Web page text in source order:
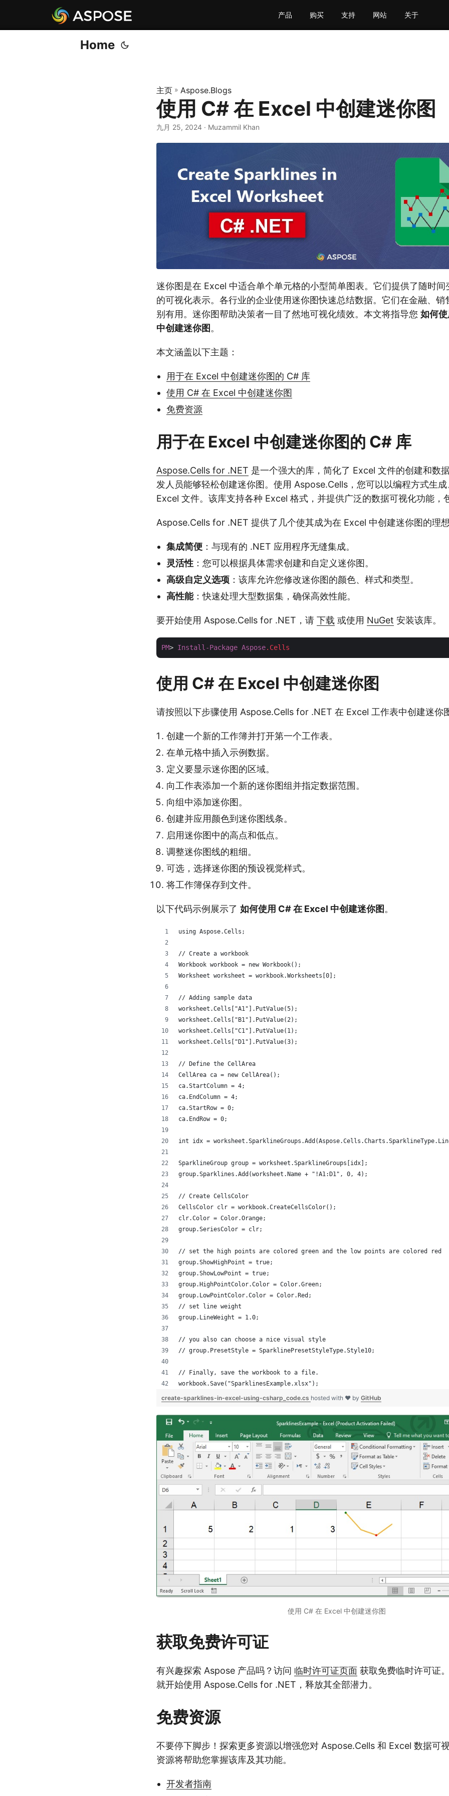
产品 购买 支持 网站 关于
Home
主页 » Aspose.Blogs
使用 C# 在 Excel 中创建迷你图
九月 25, 2024 · Muzammil Khan
迷你图是在 Excel 中适合单个单元格的小型简单图表。它们提供了随时间
的可视化表示。各行业的企业使用迷你图快速总结数据。它们在金融、销
别有用。迷你图帮助决策者一目了然地可视化绩效。本文将指导您 如何
中创建迷你图 。
本文涵盖以下主题：
用于在 Excel 中创建迷你图的 C# 库
使用 C# 在 Excel 中创建迷你图
免费资源
用于在 Excel 中创建迷你图的 C# 库
Aspose.Cells for .NET 是一个强大的库，简化了 Excel 文件的创建和数
发人员能够轻松创建迷你图。使用 Aspose.Cells，您可以以编程方式生
Excel 文件。该库支持各种 Excel 格式，并提供广泛的数据可视化功能，
Aspose.Cells for .NET 提供了几个使其成为在 Excel 中创建迷你图的理
集成简便 ：与现有的 .NET 应用程序无缝集成。
灵活性 ：您可以根据具体需求创建和自定义迷你图。
高级自定义选项 ：该库允许您修改迷你图的颜色、样式和类型。
高性能：快速处理大型数据集，确保高效性能。
要开始使用 Aspose.Cells for .NET，请 下载 或使用 NuGet 安装该库。
PM> Install-Package Aspose.Cells
使用 C# 在 Excel 中创建迷你图
请按照以下步骤使用 Aspose.Cells for .NET 在 Excel 工作表中创建迷你
创建一个新的工作簿并打开第一个工作表。
在单元格中插入示例数据。
定义要显示迷你图的区域。
向工作表添加一个新的迷你图组并指定数据范围。
向组中添加迷你图。
创建并应用颜色到迷你图线条。
启用迷你图中的高点和低点。
调整迷你图线的粗细。
可选，选择迷你图的预设视觉样式。
将工作簿保存到文件。
以下代码示例展示了 如何使用 C# 在 Excel 中创建迷你图 。
using Aspose.Cells;
// Create a workbook
Workbook workbook = new Workbook();
Worksheet worksheet = workbook.Worksheets[0];
// Adding sample data
worksheet.Cells["A1"].PutValue(5);
worksheet.Cells["B1"].PutValue(2);
worksheet.Cells["C1"].PutValue(1);
worksheet.Cells["D1"].PutValue(3);
// Define the CellArea
CellArea ca = new CellArea();
ca.StartColumn = 4;
ca.EndColumn = 4;
ca.StartRow = 0;
ca.EndRow = 0;
int idx =
SparklineGroup group = worksheet.SparklineGroups[idx];
group.Sparklines.Add(worksheet.Name + "!A1:D1", 0, 4);
// Create CellsColor
CellsColor clr = workbook.CreateCellsColor();
clr.Color = Color.Orange;
group.SeriesColor = clr;
// set the high points are colored green and the low points are colored red
group.ShowHighPoint = true;
group.ShowLowPoint = true;
group.HighPointColor.Color = Color.Green;
group.LowPointColor.Color = Color.Red;
// set line weight
group.LineWeight = 1.0;
// you also can choose a nice visual style
// group.PresetStyle = SparklinePresetStyleType.Style10;
// Finally, save the workbook to a file.
workbook.Save("SparklinesExample.xlsx");
create-sparklines-in-excel-using-csharp_code.cs hosted with ❤ by GitHub
使用 C# 在 Excel 中创建迷你图
获取免费许可证
有兴趣探索 Aspose 产品吗？访问 临时许可证页面 获取免费临时许可证
就开始使用 Aspose.Cells for .NET，释放其全部潜力。
免费资源
不要停下脚步！探索更多资源以增强您对 Aspose.Cells 和 Excel 数据可
资源将帮助您掌握该库及其功能。
开发者指南